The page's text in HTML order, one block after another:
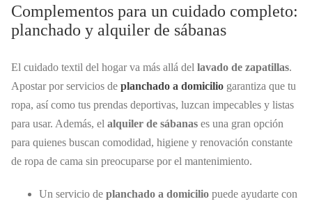
Complementos para un cuidado completo:
planchado y alquiler de sábanas
El cuidado textil del hogar va más allá del lavado de zapatillas.
Apostar por servicios de planchado a domicilio garantiza que tu
ropa, así como tus prendas deportivas, luzcan impecables y listas
para usar. Además, el alquiler de sábanas es una gran opción
para quienes buscan comodidad, higiene y renovación constante
de ropa de cama sin preocuparse por el mantenimiento.
Un servicio de planchado a domicilio puede ayudarte con